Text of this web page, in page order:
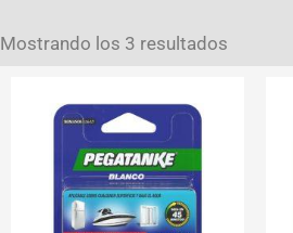
Mostrando los 3 resultados